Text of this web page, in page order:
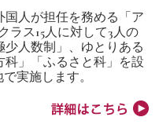
人が担任を務める「ア
ラス15人に対して3人の
人数制」、ゆとりある
」「ふるさと科」を設
実施します。